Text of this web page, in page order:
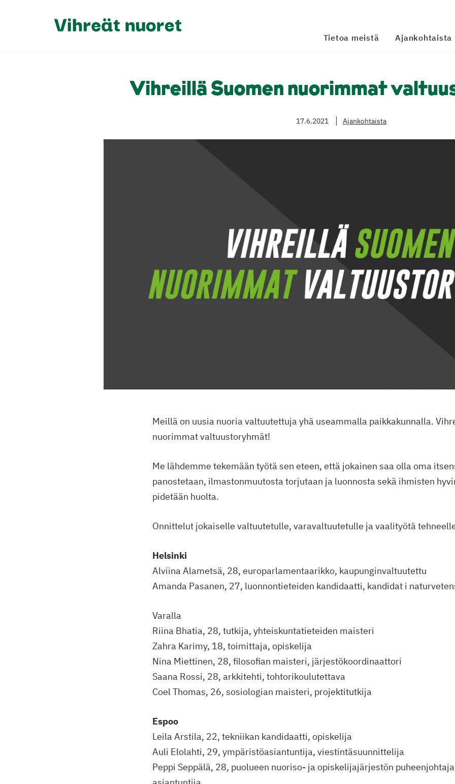
Tietoa meistä Ajankohtaista
Vihreillä Suomen nuorimmat
17.6.2021 Ajankohtaista
Meillä on uusia nuoria valtuutettuja yhä useammalla paikkakunnalla.
nuorimmat valtuustoryhmät!
Me lähdemme tekemään työtä sen eteen, että jokainen saa olla oma
panostetaan, ilmastonmuutosta torjutaan ja luonnosta sekä ihmisten
pidetään huolta.
Onnittelut jokaiselle valtuutetulle, varavaltuutetulle ja vaalityötä
Helsinki
Alviina Alametsä, 28, europarlamentaarikko, kaupunginvaltuutettu
Amanda Pasanen, 27, luonnontieteiden kandidaatti, kandidat i
Varalla
Riina Bhatia, 28, tutkija, yhteiskuntatieteiden maisteri
Zahra Karimy, 18, toimittaja, opiskelija
Nina Miettinen, 28, filosofian maisteri, järjestökoordinaattori
Saana Rossi, 28, arkkitehti, tohtorikoulutettava
Coel Thomas, 26, sosiologian maisteri, projektitutkija
Espoo
Leila Arstila, 22, tekniikan kandidaatti, opiskelija
Auli Elolahti, 29, ympäristöasiantuntija, viestintäsuunnittelija
Peppi Seppälä, 28, puolueen nuoriso- ja opiskelijajärjestön